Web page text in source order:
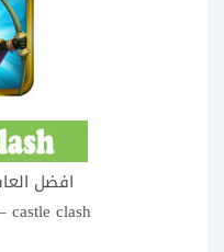
افضل
castle clash – تنزيل العاب كلاش